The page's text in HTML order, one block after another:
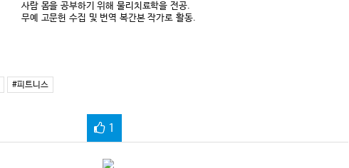
사람 몸을 공부하기 위해 물리치료학을 전공.
무예 고문헌 수집 및 번역 복간본 작가로 활동.
#피트니스
1